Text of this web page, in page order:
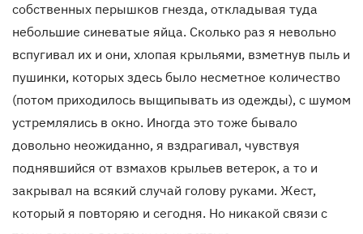
собственных перышков гнезда, откладывая туда
небольшие синеватые яйца. Сколько раз я невольно
вспугивал их и они, хлопая крыльями, взметнув пыль и
пушинки, которых здесь было несметное количество
(потом приходилось выщипывать из одежды), с шумом
устремлялись в окно. Иногда это тоже бывало
довольно неожиданно, я вздрагивал, чувствуя
поднявшийся от взмахов крыльев ветерок, а то и
закрывал на всякий случай голову руками. Жест,
который я повторяю и сегодня. Но никакой связи с